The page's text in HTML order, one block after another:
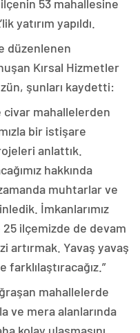
53 mahallesine
yatırım yapıldı.
düzenlenen
Kırsal Hizmetler
şunları kaydetti:
civar mahallelerden
bir istişare
anlattık.
hakkında
muhtarlar ve
İmkanlarımız
ilçemizde de devam
artırmak. Yavaş yavaş
mahallelerde
ve mera alanlarında